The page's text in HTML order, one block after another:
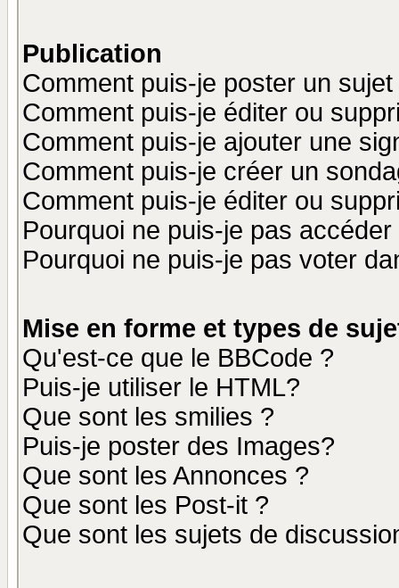
Publication
Comment puis-je poster un
Comment puis-je éditer ou
Comment puis-je ajouter une
Comment puis-je créer un
Comment puis-je éditer ou
Pourquoi ne puis-je pas
Pourquoi ne puis-je pas voter
Mise en forme et types de
Qu'est-ce que le BBCode ?
Puis-je utiliser le HTML?
Que sont les smilies ?
Puis-je poster des Images?
Que sont les Annonces ?
Que sont les Post-it ?
Que sont les sujets de